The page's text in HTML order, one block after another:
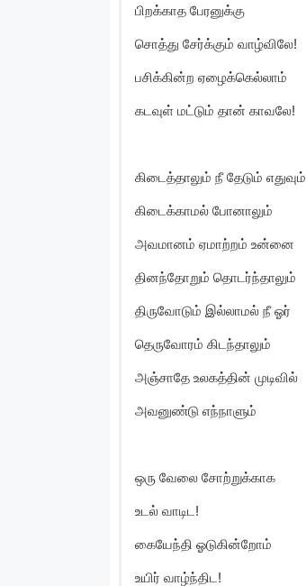
பிறக்காத பேரனுக்கு
சொத்து சேர்க்கும் வாழ்விலே!
பசிக்கின்ற ஏழைக்கெல்லாம்
கடவுள் மட்டும் தான் காவலே!
கிடைத்தாலும் நீ தேடும் எதுவும்
கிடைக்காமல் போனாலும்
அவமானம் ஏமாற்றம் உன்னை
தினந்தோறும் தொடர்ந்தாலும்
திருவோடும் இல்லாமல் நீ ஓர்
தெருவோரம் கிடந்தாலும்
அஞ்சாதே உலகத்தின் முடிவில்
அவனுண்டு எந்நாளும்
ஒரு வேலை சோற்றுக்காக
உடல் வாடிட!
கையேந்தி ஓடுகின்றோம்
உயிர் வாழ்ந்திட!